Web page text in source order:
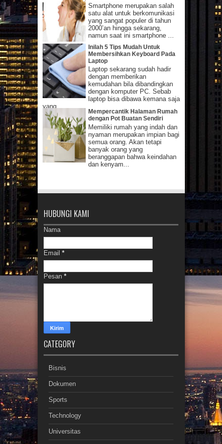
Smartphone merupakan salah
satu alat untuk berkomunikasi
yang sangat populer di tahun
2000’an hingga sekarang,
namun saat ini smartphone ...
Inilah 5 Tips Mudah Untuk
Membersihkan Keyboard Pada
Laptop
Laptop sekarang sudah hadir
dengan memberikan
kemudahan bila dibandingkan
dengan komputer PC. Sebab
laptop bisa dibawa kemana saja
yang...
Mempercantik Halaman Rumah
dengan Pot Buatan Sendiri
Memiliki rumah yang indah dan
nyaman merupakan impian bagi
semua orang. Akan tetapi
banyak orang yang
beranggapan bahwa keindahan
dan kenyam...
HUBUNGI KAMI
Nama
Email *
Pesan *
CATEGORY
Bisnis
Dokumen
Sports
Technology
Universitas